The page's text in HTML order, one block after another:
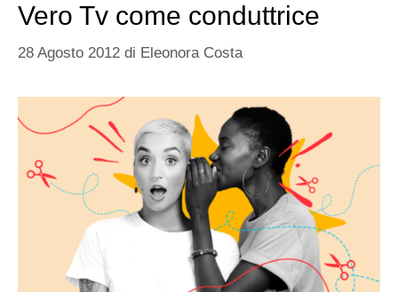
Vero Tv come conduttrice
28 Agosto 2012 di Eleonora Costa